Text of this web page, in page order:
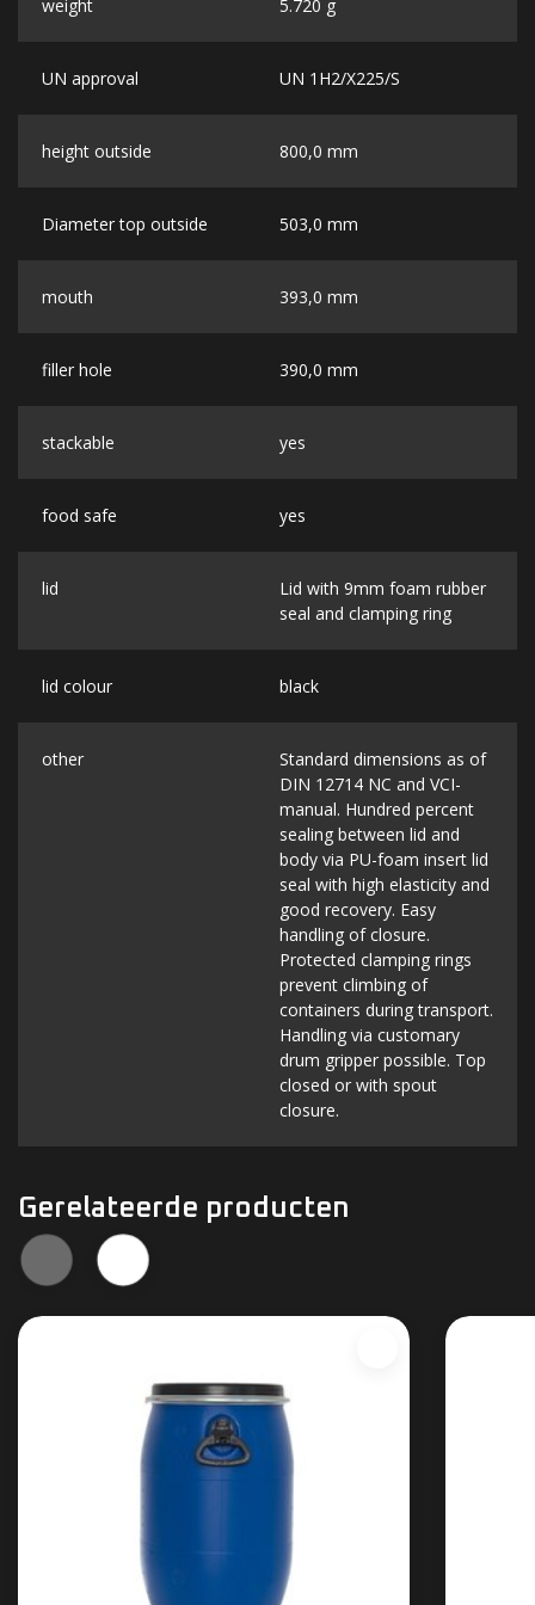
weight 5.720 g
UN approval UN 1H2/X225/S
height outside 800,0 mm
Diameter top outside 503,0 mm
mouth 393,0 mm
filler hole 390,0 mm
stackable yes
food safe yes
lid
Lid with 9mm foam rubber
seal and clamping ring
lid colour black
other
Standard dimensions as of
DIN 12714 NC and VCI-
manual. Hundred percent
sealing between lid and
body via PU-foam insert lid
seal with high elasticity and
good recovery. Easy
handling of closure.
Protected clamping rings
prevent climbing of
containers during transport.
Handling via customary
drum gripper possible. Top
closed or with spout
closure.
Gerelateerde producten